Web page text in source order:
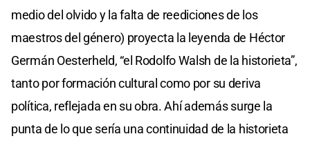
medio del olvido y la falta de reediciones de los
maestros del género) proyecta la leyenda de Héctor
Germán Oesterheld, “el Rodolfo Walsh de la historieta”,
tanto por formación cultural como por su deriva
política, reflejada en su obra. Ahí además surge la
punta de lo que sería una continuidad de la historieta